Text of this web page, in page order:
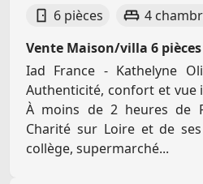
6 pièces 4
Vente Maison/villa 6 pièces
Iad France - Kathelyne
Authenticité, confort et vue
À moins de 2 heures de
Charité sur Loire et de
collège, supermarché...